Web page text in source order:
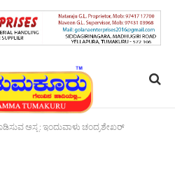
ಅಸ್ತ್ರ: ಇಂದುವಾಳು ಚಂದ್ರಶೇಖರ್